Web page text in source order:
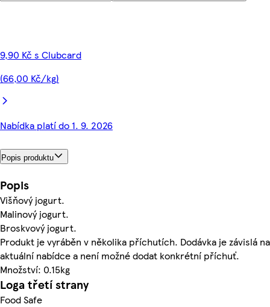
9,90 Kč s Clubcard
(66,00 Kč/kg)
Nabídka platí do 1. 9. 2026
Popis produktu
Popis
Višňový jogurt.
Malinový jogurt.
Broskvový jogurt.
Produkt je vyráběn v několika příchutích. Dodávka je závislá na
aktuální nabídce a není možné dodat konkrétní příchuť.
Množství: 0.15kg
Loga třetí strany
Food Safe